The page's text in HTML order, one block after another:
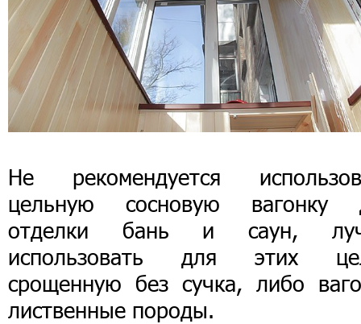
Не рекомендуется
цельную сосновую вагонку
отделки бань и саун,
использовать для этих
срощенную без сучка, либо
лиственные породы.